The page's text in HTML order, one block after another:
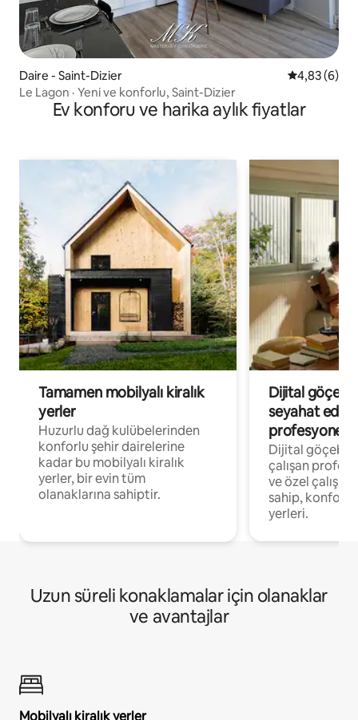
Daire - Saint-Dizier 5 üzerinden
4,83 (6)
Le Lagon · Yeni ve konforlu, Saint-Dizier
Ev konforu ve harika aylık fiyatlar
Tamamen mobilyalı kiralık
yerler
Huzurlu dağ kulübelerinden
konforlu şehir dairelerine
kadar bu mobilyalı kiralık
yerler, bir evin tüm
olanaklarına sahiptir.
Dijital
seyahat eden
Dijital
çalışan
ve özel
sahip,
yerleri.
Uzun süreli konaklamalar için olanaklar
ve avantajlar
Mobilyalı kiralık yerler